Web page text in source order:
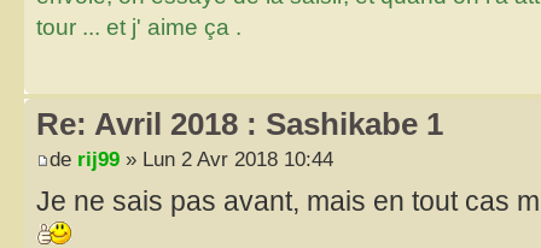
tour ... et j' aime ça .
Re: Avril 2018 : Sashikabe 1
de rij99 » Lun 2 Avr 2018 10:44
Je ne sais pas avant, mais en tout cas